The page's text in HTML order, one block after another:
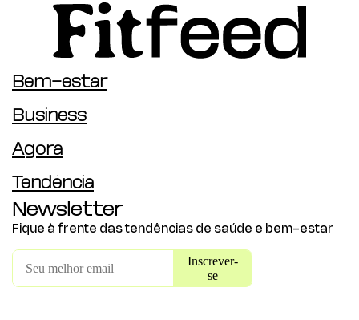
Bem-estar
Business
Agora
Tendência
Newsletter
Fique à frente das tendências de saúde e bem-estar